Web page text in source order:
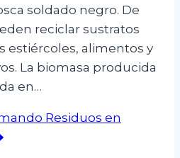
soldado negro. De
reciclar sustratos
estiércoles, alimentos y
La biomasa producida
en…
Residuos en